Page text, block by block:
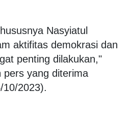
Nasyiatul
aktifitas demokrasi dan
penting dilakukan,"
pers yang diterima
10/2023).